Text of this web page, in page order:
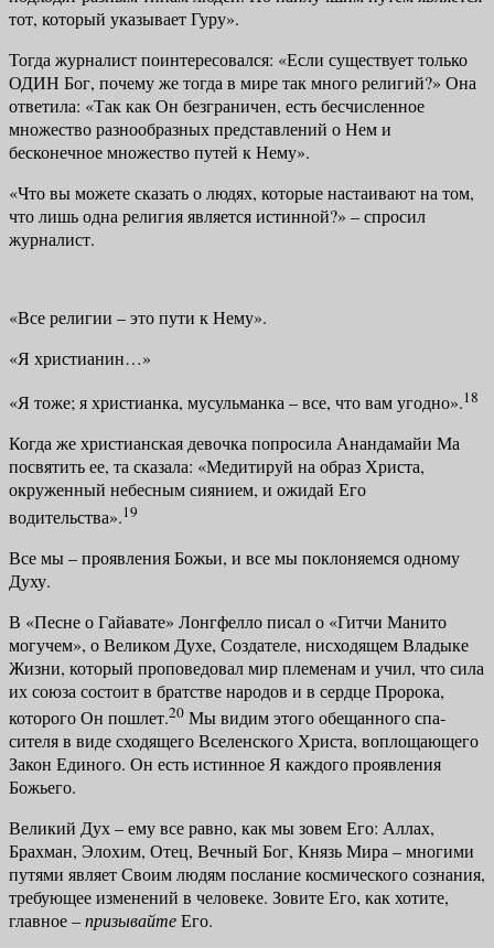
тот, который указывает Гуру».
Тогда журналист поинтересовался: «Если существует только
ОДИН Бог, почему же тогда в мире так много религий?» Она
ответила: «Так как Он без­граничен, есть бесчисленное
множество разнообразных представлений о Нем и
бесконечное множество путей к Нему».
«Что вы можете сказать о людях, которые настаивают на том,
что лишь одна религия является истинной?» – спросил
журналист.
«Все религии – это пути к Нему».
«Я христианин…»
«Я тоже; я христианка, мусульманка – все, что вам угодно».18
Когда же христианская девочка попросила Анандамайи Ма
посвятить ее, та сказала: «Медитируй на образ Христа,
окруженный небесным сияни­ем, и ожидай Его
водительства».19
Все мы – проявления Божьи, и все мы поклоняемся одному
Духу.
В «Песне о Гайавате» Лонгфелло писал о «Гитчи Манито
могучем», о Великом Духе, Создателе, нисходящем Владыке
Жизни, который пропове­довал мир племенам и учил, что сила
их союза состоит в братстве народов и в сердце Пророка,
которого Он пошлет.20 Мы видим этого обещанного спа­
сителя в виде сходящего Вселенского Христа, воплощающего
Закон Еди­ного. Он есть истинное Я каждого проявления
Божьего.
Великий Дух – ему все равно, как мы зовем Его: Аллах,
Брахман, Эло­хим, Отец, Вечный Бог, Князь Мира – многими
путями являет Своим лю­дям послание космического сознания,
требующее изменений в человеке. Зовите Его, как хотите,
главное –призывайтеЕго.